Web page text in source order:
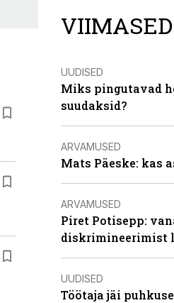
UUDISED
Miks pingutavad
suudaksid?
ARVAMUSED
Mats Päeske: kas
ARVAMUSED
Piret Potisepp:
diskrimineerimist
UUDISED
Töötaja jäi